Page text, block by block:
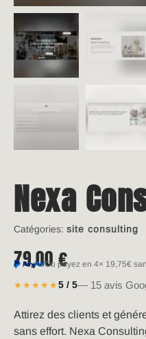
Nexa
Catégories: site consulting
79,00€
Ou payez en 4× 19,75€
★★★★★5 / 5— 15 avis
Attirez des clients et
sans effort. Nexa